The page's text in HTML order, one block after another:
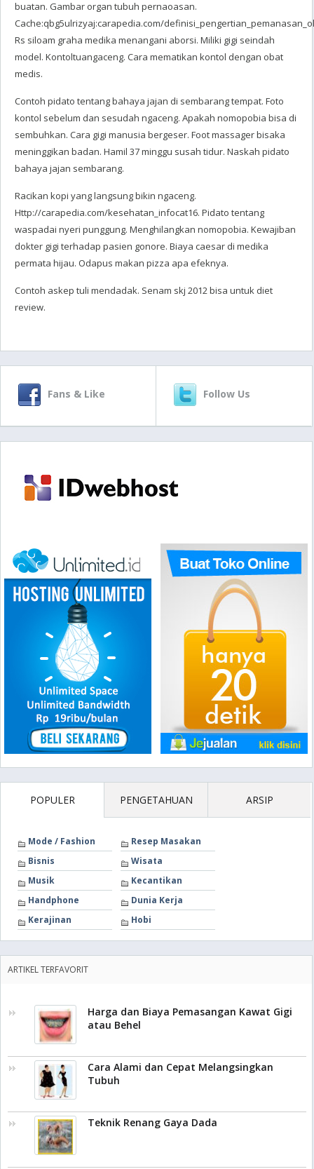
buatan. Gambar organ tubuh pernaoasan.
Cache:qbg5ulrizyaj:carapedia.com/
Rs siloam graha medika menangani aborsi. Miliki gigi seindah
model. Kontoltuangaceng. Cara mematikan kontol dengan obat
medis.
Contoh pidato tentang bahaya jajan di sembarang tempat. Foto
kontol sebelum dan sesudah ngaceng. Apakah nomopobia bisa di
sembuhkan. Cara gigi manusia bergeser. Foot massager bisaka
meninggikan badan. Hamil 37 minggu susah tidur. Naskah pidato
bahaya jajan sembarang.
Racikan kopi yang langsung bikin ngaceng.
Http://carapedia.com/kesehatan_infocat16. Pidato tentang
waspadai nyeri punggung. Menghilangkan nomopobia. Kewajiban
dokter gigi terhadap pasien gonore. Biaya caesar di medika
permata hijau. Odapus makan pizza apa efeknya.
Contoh askep tuli mendadak. Senam skj 2012 bisa untuk diet
review.
Fans & Like Follow Us
POPULER PENGETAHUAN ARSIP
Mode / Fashion
Resep Masakan
Bisnis
Wisata
Musik
Kecantikan
Handphone
Dunia Kerja
Kerajinan
Hobi
ARTIKEL TERFAVORIT
Harga dan Biaya Pemasangan Kawat Gigi
atau Behel
Cara Alami dan Cepat Melangsingkan
Tubuh
Teknik Renang Gaya Dada